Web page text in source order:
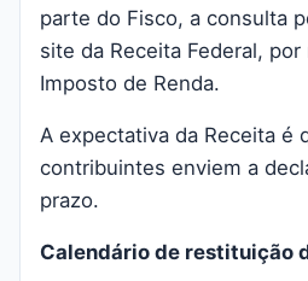
parte do Fisco, a consulta
site da Receita Federal,
Imposto de Renda.
A expectativa da Receita é
contribuintes enviem a
prazo.
Calendário de restituição